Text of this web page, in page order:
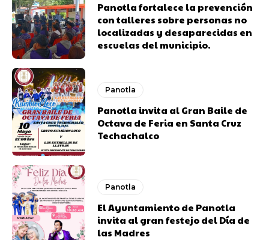
Panotla fortalece la prevención
con talleres sobre personas no
localizadas y desaparecidas en
escuelas del municipio.
Panotla
Panotla invita al Gran Baile de
Octava de Feria en Santa Cruz
Techachalco
Panotla
El Ayuntamiento de Panotla
invita al gran festejo del Día de
las Madres